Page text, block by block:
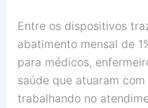
Entre os dispositivos
abatimento mensal de
para médicos,
saúde que atuaram
trabalhando no